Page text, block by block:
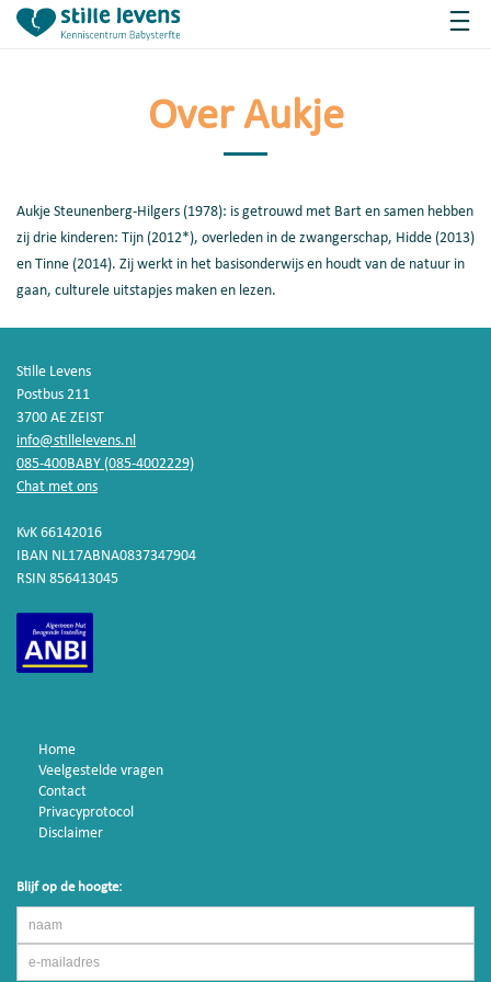
Over Aukje
Aukje Steunenberg-Hilgers (1978): is getrouwd met Bart en samen hebben
zij drie kinderen: Tijn (2012*), overleden in de zwangerschap, Hidde (2013)
en Tinne (2014). Zij werkt in het basisonderwijs en houdt van de natuur in
gaan, culturele uitstapjes maken en lezen.
Stille Levens
Postbus 211
3700 AE ZEIST
info@stillelevens.nl
085-400BABY (085-4002229)
Chat met ons
KvK 66142016
IBAN NL17ABNA0837347904
RSIN 856413045
Home
Veelgestelde vragen
Contact
Privacyprotocol
Disclaimer
Blijf op de hoogte: